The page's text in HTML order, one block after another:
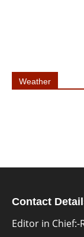
Weather
Contact
Editor in Chief:-